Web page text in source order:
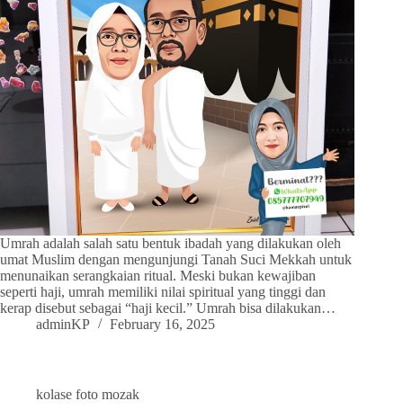
Umrah adalah salah satu bentuk ibadah yang dilakukan oleh
umat Muslim dengan mengunjungi Tanah Suci Mekkah untuk
menunaikan serangkaian ritual. Meski bukan kewajiban
seperti haji, umrah memiliki nilai spiritual yang tinggi dan
kerap disebut sebagai “haji kecil.” Umrah bisa dilakukan…
adminKP
February 16, 2025
kolase foto mozak